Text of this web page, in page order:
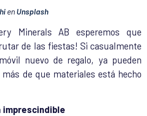
en Unsplash
Minerals AB esperemos que
de las fiestas! Si casualmente
nuevo de regalo, ya pueden
de que materiales está hecho
imprescindible